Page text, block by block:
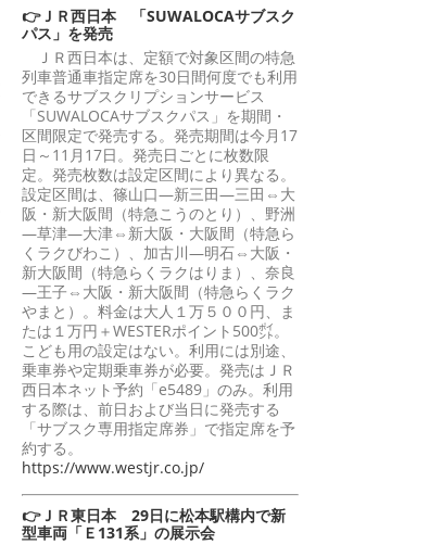
👉ＪＲ西日本 「SUWALOCAサブスク
パス」を発売
ＪＲ西日本は、定額で対象区間の特急
列車普通車指定席を30日間何度でも利用
できるサブスクリプションサービス
「SUWALOCAサブスクパス」を期間・
区間限定で発売する。発売期間は今月17
日～11月17日。発売日ごとに枚数限
定。発売枚数は設定区間により異なる。
設定区間は、篠山口―新三田―三田⇔大
阪・新大阪間（特急こうのとり）、野洲
―草津―大津⇔新大阪・大阪間（特急ら
くラクびわこ）、加古川―明石⇔大阪・
新大阪間（特急らくラクはりま）、奈良
―王子⇔大阪・新大阪間（特急らくラク
やまと）。料金は大人１万５００円、ま
たは１万円＋WESTERポイント500㌽。
こども用の設定はない。利用には別途、
乗車券や定期乗車券が必要。発売はＪＲ
西日本ネット予約「e5489」のみ。利用
する際は、前日および当日に発売する
「サブスク専用指定席券」で指定席を予
約する。
https://www.westjr.co.jp/
👉ＪＲ東日本 29日に松本駅構内で新
型車両「Ｅ131系」の展示会